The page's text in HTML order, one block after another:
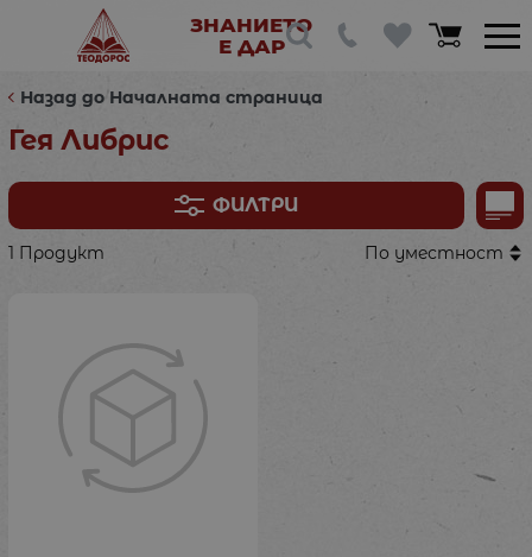
ЗНАНИЕТО
Е ДАР
Назад до Началната страница
Гея Либрис
ФИЛТРИ
1 Продукт По уместност